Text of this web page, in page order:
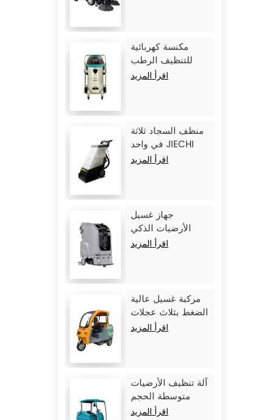
مكنسة كهربائية
للتنظيف الرطب
والجاف JC1245اقرأ المزيد
منظف ​​السجاد ثلاثة
في واحد JIECHI
C15
اقرأ المزيد
جهاز غسيل
الأرضيات الذكي
الكبير بدون سائق
اقرأ المزيد
مركبة غسيل عالية
الضغط بثلاث عجلات
من طراز JIECHI Q1اقرأ المزيد
آلة تنظيف الأرضيات
متوسطة الحجم
JIECHI BA2100
اقرأ المزيد